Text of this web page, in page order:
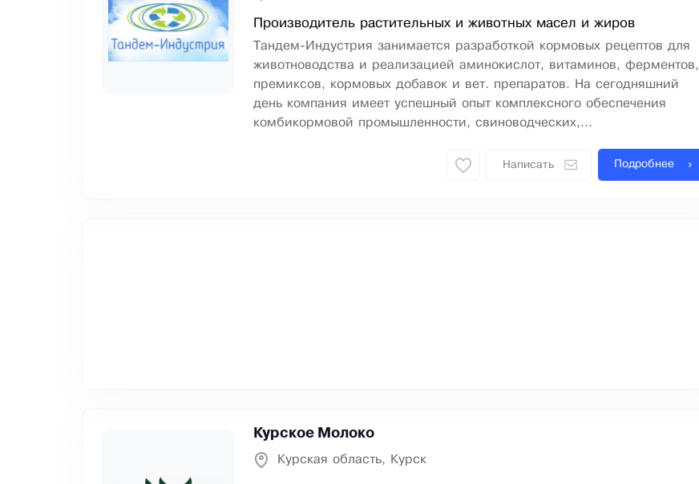
Производитель растительных и животных масел и жиров
Тандем-Индустрия занимается разработкой кормовых рецептов для
животноводства и реализацией аминокислот, витаминов, ферментов,
премиксов, кормовых добавок и вет. препаратов. На сегодняшний
день компания имеет успешный опыт комплексного обеспечения
комбикормовой промышленности, свиноводческих,...
Написать Подробнее
Курское Молоко
Курская область, Курск